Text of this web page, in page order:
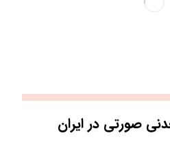
صورتی در ایران